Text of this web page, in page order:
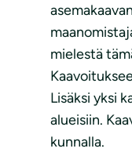
mielestä
Lisäksi yksi
alueisiin.
kunnalla.